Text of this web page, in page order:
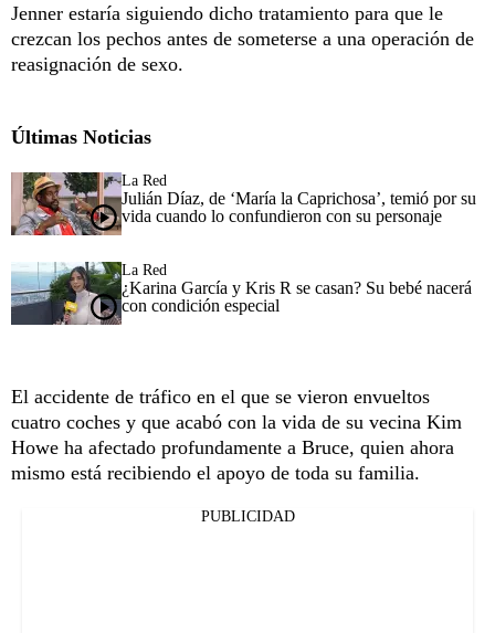
Jenner estaría siguiendo dicho tratamiento para que le
crezcan los pechos antes de someterse a una operación de
reasignación de sexo.
Últimas Noticias
La Red
Julián Díaz, de ‘María la Caprichosa’, temió por su
vida cuando lo confundieron con su personaje
La Red
¿Karina García y Kris R se casan? Su bebé nacerá
con condición especial
El accidente de tráfico en el que se vieron envueltos
cuatro coches y que acabó con la vida de su vecina Kim
Howe ha afectado profundamente a Bruce, quien ahora
mismo está recibiendo el apoyo de toda su familia.
PUBLICIDAD